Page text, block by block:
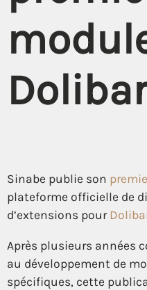
Sinabe publie son
plateforme officielle de
d’extensions pour
Après plusieurs années
au développement de
spécifiques, cette